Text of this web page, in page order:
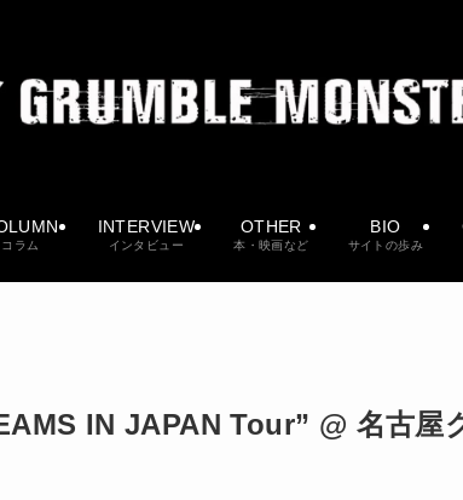
コラム
INTERVIEW
インタビュー
OTHER
本・映画など
BIO
サイトの歩み
IN JAPAN Tour” @ 名古屋